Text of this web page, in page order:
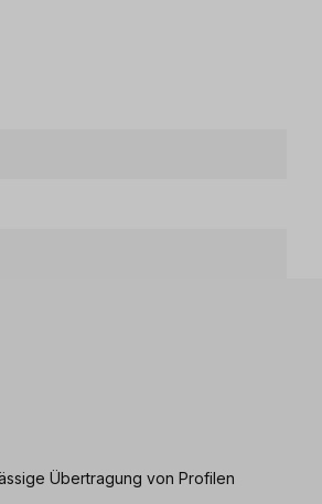
Übertragung von Profilen